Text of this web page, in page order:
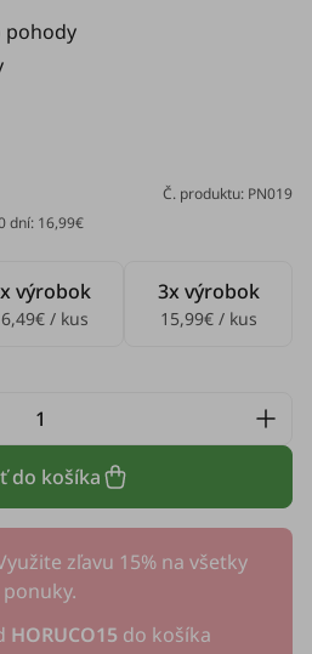
pohody
Č. produktu: PN019
dní: 16,99€
výrobok
/ kus
3x výrobok
15,99€ / kus
do košíka
zľavu 15% na všetky
HORUCO15 do košíka